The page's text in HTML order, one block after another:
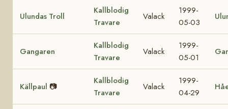
Ulundas Troll
Kallblodig
Travare
Valack
1999-
05-03
Gangaren
Kallblodig
Travare
Valack
1999-
05-01
Källpaul 📷
Kallblodig
Travare
Valack
1999-
04-29